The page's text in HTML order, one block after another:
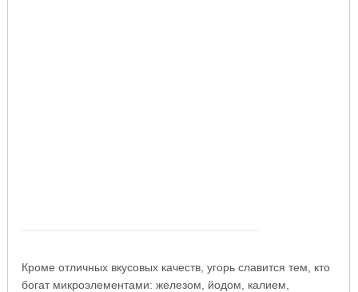
Кроме отличных вкусовых качеств, угорь славится тем, кто
богат микроэлементами: железом, йодом, калием,